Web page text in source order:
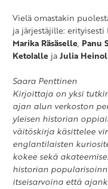
Vielä omastakin
ja järjestäjille: erityisesti
Marika Räsäselle, Panu
Ketolalle jaJulia
Saara Penttinen
Kirjoittaja on yksi
ajan alun verkoston
yleisen historian
väitöskirja käsittelee
englantilaisten
kokee sekä
historian
itseisarvoina että